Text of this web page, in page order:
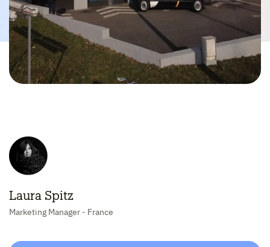
Laura Spitz
Marketing Manager - France